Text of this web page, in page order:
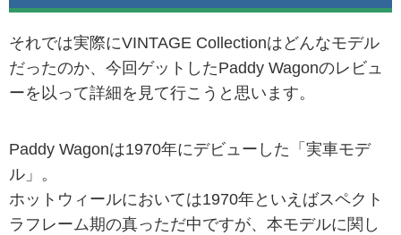
それでは実際にVINTAGE Collectionはどんなモデル
だったのか、今回ゲットしたPaddy Wagonのレビュ
ーを以って詳細を見て行こうと思います。
Paddy Wagonは1970年にデビューした「実車モデ
ル」。
ホットウィールにおいては1970年といえばスペクト
ラフレーム期の真っただ中ですが、本モデルに関し